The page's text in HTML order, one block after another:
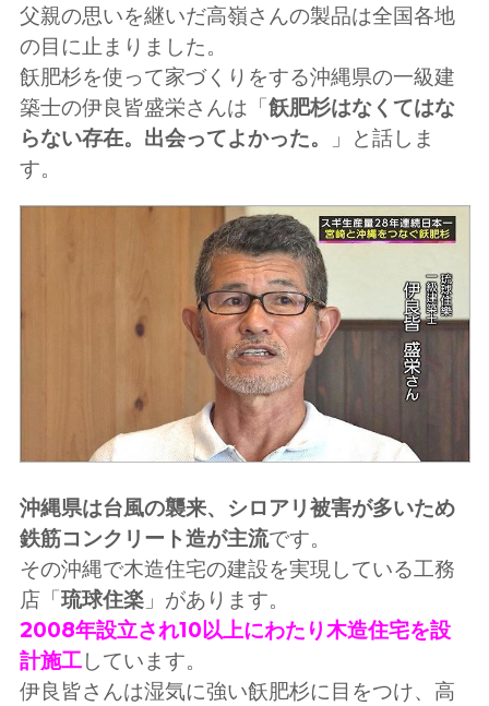
父親の思いを継いだ高嶺さんの製品は全国各地
の目に止まりました。
飫肥杉を使って家づくりをする沖縄県の一級建
築士の伊良皆盛栄さんは「飫肥杉はなくてはな
らない存在。出会ってよかった。
」と話しま
す。
沖縄県は台風の襲来、シロアリ被害が多いため
鉄筋コンクリート造が主流です。
その沖縄で木造住宅の建設を実現している工務
店「琉球住楽」があります。
2008年設立され10以上にわたり木造住宅を設
計施工しています。
伊良皆さんは湿気に強い飫肥杉に目をつけ、高